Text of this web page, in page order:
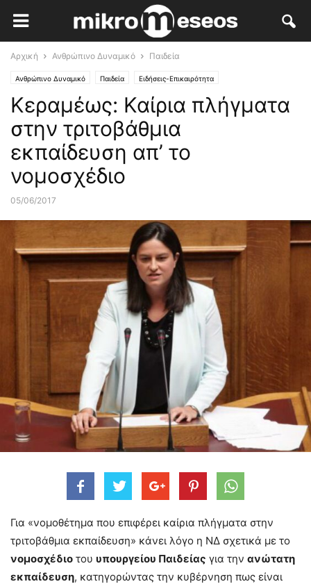
Αρχική Ανθρώπινο Δυναμικό Παιδεία
Ανθρώπινο Δυναμικό Παιδεία Ειδήσεις-Επικαιρότητα
Κεραμέως: Καίρια πλήγματα
στην τριτοβάθμια
εκπαίδευση απ’ το
νομοσχέδιο
05/06/2017
Για «νομοθέτημα που επιφέρει καίρια πλήγματα στην
τριτοβάθμια εκπαίδευση» κάνει λόγο η ΝΔ σχετικά με το
νομοσχέδιο του υπουργείου Παιδείας για την ανώτατη
εκπαίδευση, κατηγορώντας την κυβέρνηση πως είναι